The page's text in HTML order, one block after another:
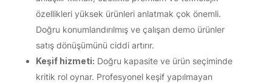
özellikleri yüksek ürünleri anlatmak çok önemli.
Doğru konumlandırılmış ve çalışan demo ürünler
satış dönüşümünü ciddi artırır.
Keşif hizmeti: Doğru kapasite ve ürün seçiminde
kritik rol oynar. Profesyonel keşif yapılmayan